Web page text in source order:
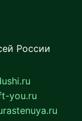
России
you.ru
rastenuya.ru